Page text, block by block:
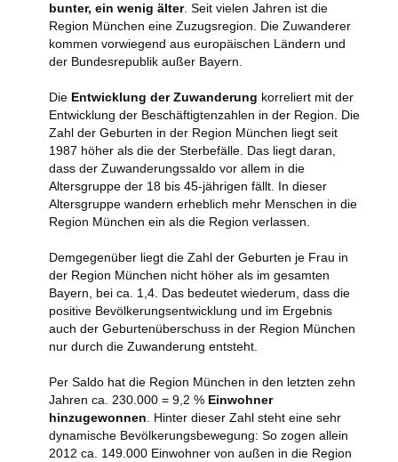
bunter, ein wenig älter. Seit vielen Jahren ist die
Region München eine Zuzugsregion. Die Zuwanderer
kommen vorwiegend aus europäischen Ländern und
der Bundesrepublik außer Bayern.
Die Entwicklung der Zuwanderung korreliert mit der
Entwicklung der Beschäftigtenzahlen in der Region. Die
Zahl der Geburten in der Region München liegt seit
1987 höher als die der Sterbefälle. Das liegt daran,
dass der Zuwanderungssaldo vor allem in die
Altersgruppe der 18 bis 45-jährigen fällt. In dieser
Altersgruppe wandern erheblich mehr Menschen in die
Region München ein als die Region verlassen.
Demgegenüber liegt die Zahl der Geburten je Frau in
der Region München nicht höher als im gesamten
Bayern, bei ca. 1,4. Das bedeutet wiederum, dass die
positive Bevölkerungsentwicklung und im Ergebnis
auch der Geburtenüberschuss in der Region München
nur durch die Zuwanderung entsteht.
Per Saldo hat die Region München in den letzten zehn
Jahren ca. 230.000 = 9,2 % Einwohner
hinzugewonnen. Hinter dieser Zahl steht eine sehr
dynamische Bevölkerungsbewegung: So zogen allein
2012 ca. 149.000 Einwohner von außen in die Region